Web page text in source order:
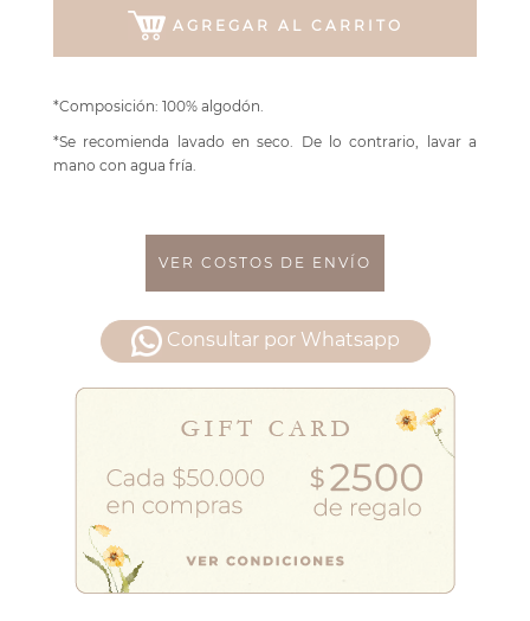
AGREGAR AL CARRITO
*Composición: 100% algodón.
*Se recomienda lavado en seco. De lo contrario, lavar a
mano con agua fría.
VER COSTOS DE ENVÍO
Consultar por Whatsapp